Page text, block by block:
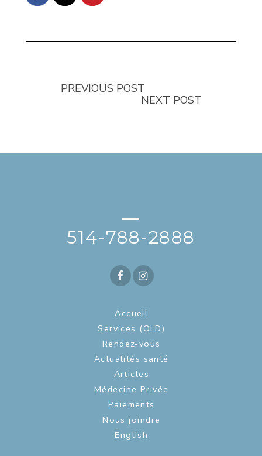
PREVIOUS POST
NEXT POST
—
514-788-2888
Accueil
Services (OLD)
Rendez-vous
Actualités santé
Articles
Médecine Privée
Paiements
Nous joindre
English